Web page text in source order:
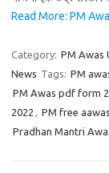
Read More: PM
Category: PM Awas
News Tags: PM
PM Awas pdf form
2022 , PM free
Pradhan Mantri